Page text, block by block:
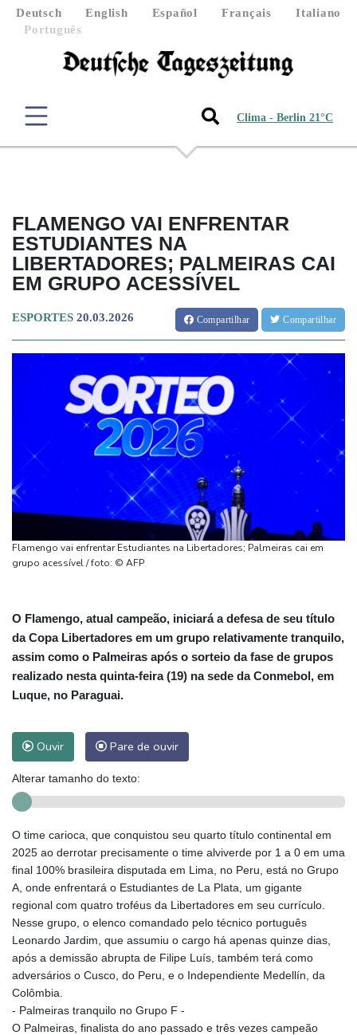
Deutsch English Español Français
Italiano
Português
Clima - Berlin 21°C
FLAMENGO VAI ENFRENTAR
ESTUDIANTES NA
LIBERTADORES; PALMEIRAS CAI
EM GRUPO ACESSÍVEL
ESPORTES 20.03.2026 Compartilhar Compartilhar
Flamengo vai enfrentar Estudiantes na Libertadores; Palmeiras cai em
grupo acessível / foto: © AFP
O Flamengo, atual campeão, iniciará a defesa de seu título
da Copa Libertadores em um grupo relativamente tranquilo,
assim como o Palmeiras após o sorteio da fase de grupos
realizado nesta quinta-feira (19) na sede da Conmebol, em
Luque, no Paraguai.
Ouvir Pare de ouvir
Alterar tamanho do texto:
O time carioca, que conquistou seu quarto título continental em
2025 ao derrotar precisamente o time alviverde por 1 a 0 em uma
final 100% brasileira disputada em Lima, no Peru, está no Grupo
A, onde enfrentará o Estudiantes de La Plata, um gigante
regional com quatro troféus da Libertadores em seu currículo.
Nesse grupo, o elenco comandado pelo técnico português
Leonardo Jardim, que assumiu o cargo há apenas quinze dias,
após a demissão abrupta de Filipe Luís, também terá como
adversários o Cusco, do Peru, e o Independiente Medellín, da
Colômbia.
- Palmeiras tranquilo no Grupo F -
O Palmeiras, finalista do ano passado e três vezes campeão